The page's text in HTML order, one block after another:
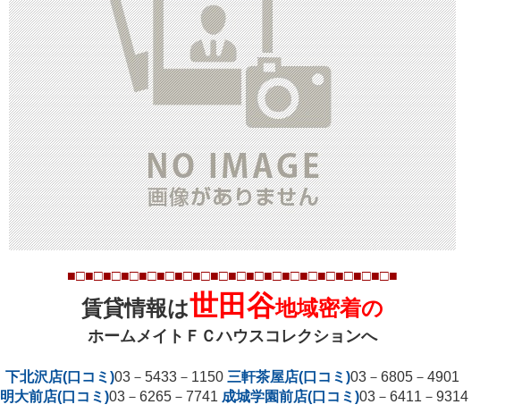
■□■□■□■□■□■□■□■□■□■□■□■□■□■□■□■□■□■□■
賃貸情報は世田谷地域密着の
ホームメイトＦＣハウスコレクションへ
下北沢店(口コミ)03 － 5433 － 1150 三軒茶屋店(口コミ)03 － 6805 － 4901
明大前店(口コミ)03 － 6265 － 7741 成城学園前店(口コミ)03 － 6411 － 9314